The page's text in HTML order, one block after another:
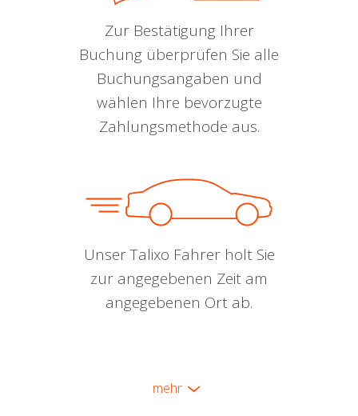
Zur Bestätigung Ihrer
Buchung überprüfen Sie alle
Buchungsangaben und
wählen Ihre bevorzugte
Zahlungsmethode aus.
Unser Talixo Fahrer holt Sie
zur angegebenen Zeit am
angegebenen Ort ab.
mehr